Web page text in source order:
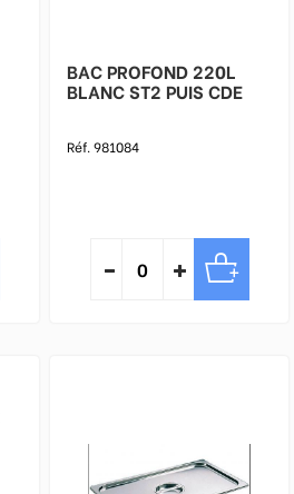
BAC PROFOND 220L
BLANC ST2 PUIS CDE
Réf. 981084